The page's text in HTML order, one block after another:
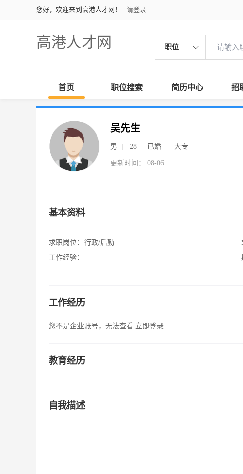
您好，欢迎来到高港人才网！ 请登录
高港人才网 职位
首页 职位搜索 简历中心 招
吴先生
男 28 已婚 大专
更新时间： 08-06
基本资料
求职岗位： 行政/后勤
工作经验：
工作经历
您不是企业账号，无法查看 立即登录
教育经历
自我描述